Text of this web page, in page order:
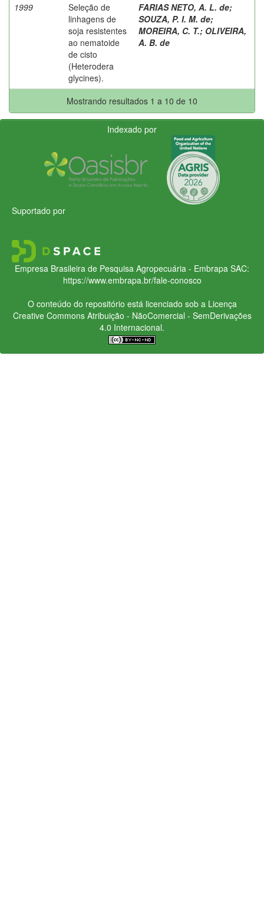
1999
Seleção de
linhagens de
soja resistentes
ao nematoide
de cisto
(Heterodera
glycines).
FARIAS NETO, A. L. de;
SOUZA, P. I. M. de;
MOREIRA, C. T.; OLIVEIRA,
A. B. de
Mostrando resultados 1 a 10 de 10
Indexado por
Suportado por
Empresa Brasileira de Pesquisa Agropecuária - Embrapa SAC:
https://www.embrapa.br/fale-conosco
O conteúdo do repositório está licenciado sob a Licença
Creative CommonsAtribuição - NãoComercial - SemDerivações
4.0 Internacional.